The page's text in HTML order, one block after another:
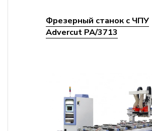
Фрезерный станок с ЧПУ
Advercut PA/3713